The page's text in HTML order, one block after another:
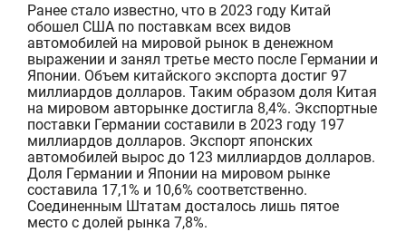
Ранее стало известно, что в 2023 году Китай
обошел США по поставкам всех видов
автомобилей на мировой рынок в денежном
выражении и занял третье место после Германии и
Японии. Объем китайского экспорта достиг 97
миллиардов долларов. Таким образом доля Китая
на мировом авторынке достигла 8,4%. Экспортные
поставки Германии составили в 2023 году 197
миллиардов долларов. Экспорт японских
автомобилей вырос до 123 миллиардов долларов.
Доля Германии и Японии на мировом рынке
составила 17,1% и 10,6% соответственно.
Соединенным Штатам досталось лишь пятое
место с долей рынка 7,8%.